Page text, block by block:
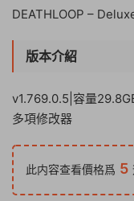
DEATHLOOP –
版本介紹
v1.769.0.5|容量
多項修改器
此内容查看價格爲 5